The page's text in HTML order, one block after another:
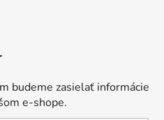
budeme zasielať informácie
e-shope.